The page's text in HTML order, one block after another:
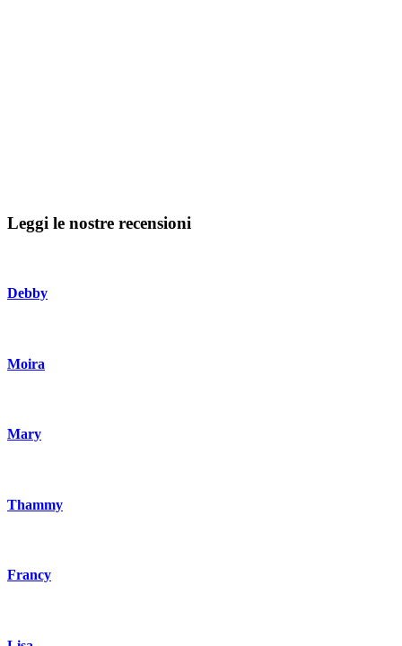
Leggi le nostre recensioni
Debby
Moira
Mary
Thammy
Francy